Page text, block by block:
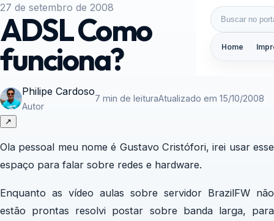
Buscar por:
Home
27 de setembro de 2008
ADSL Como
funciona?
Philipe Cardoso
Autor
7 min de leituraAtualizado em 15/10/2008
↗
Ola pessoal meu nome é Gustavo Cristófori, irei usar esse
espaço para falar sobre redes e hardware.
Enquanto as vídeo aulas sobre servidor BrazilFW não
estão prontas resolvi postar sobre banda larga, para